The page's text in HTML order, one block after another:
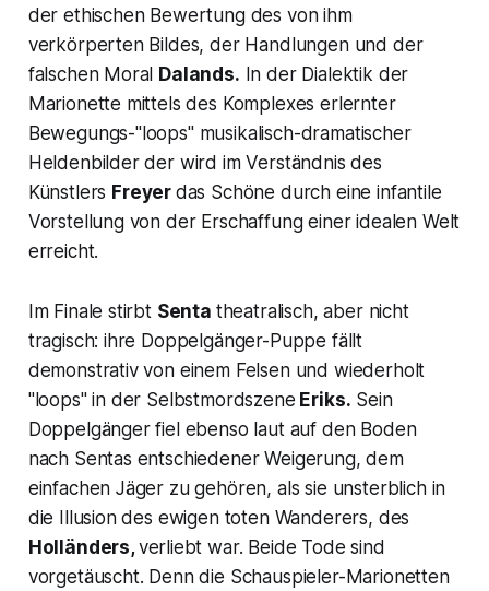
der ethischen Bewertung des von ihm
verkörperten Bildes, der Handlungen und der
falschen Moral Dalands. In der Dialektik der
Marionette mittels des Komplexes erlernter
Bewegungs-"loops" musikalisch-dramatischer
Heldenbilder der wird im Verständnis des
Künstlers Freyer das Schöne durch eine infantile
Vorstellung von der Erschaffung einer idealen Welt
erreicht.
Im Finale stirbt Senta theatralisch, aber nicht
tragisch: ihre Doppelgänger-Puppe fällt
demonstrativ von einem Felsen und wiederholt
"loops" in der Selbstmordszene Eriks. Sein
Doppelgänger fiel ebenso laut auf den Boden
nach Sentas entschiedener Weigerung, dem
einfachen Jäger zu gehören, als sie unsterblich in
die Illusion des ewigen toten Wanderers, des
Holländers,verliebt war. Beide Tode sind
vorgetäuscht. Denn die Schauspieler-Marionetten